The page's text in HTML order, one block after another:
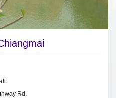
Rd.